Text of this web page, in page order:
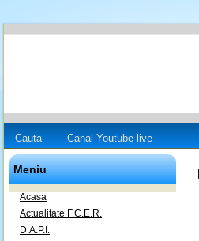
Cauta Canal Youtube live
Meniu
Acasa
Actualitate F.C.E.R.
D.A.P.I.